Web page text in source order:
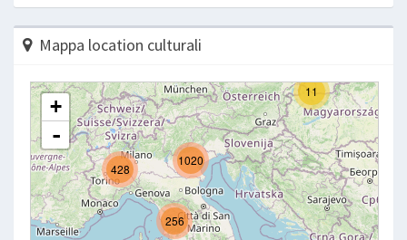
Mappa location culturali